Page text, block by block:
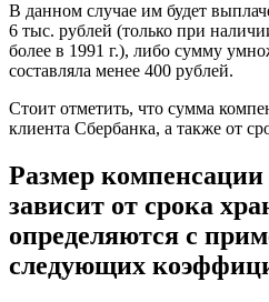
В данном случае им будет
6 тыс. рублей (только при
более в 1991 г.), либо сумму
составляла менее 400 рублей.
Стоит отметить, что сумма
клиента Сбербанка, а также от
Размер компенсации
зависит от срока
определяются с
следующих